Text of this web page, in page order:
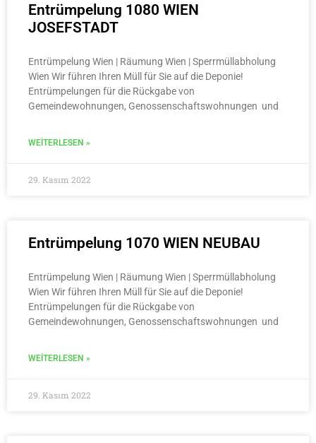
Entrümpelung 1080 WIEN
JOSEFSTADT
Entrümpelung Wien | Räumung Wien | Sperrmüllabholung
Wien Wir führen Ihren Müll für Sie auf die Deponie!
Entrümpelungen für die Rückgabe von
Gemeindewohnungen, Genossenschaftswohnungen und
WEITERLESEN »
29. Kasım 2022
Entrümpelung 1070 WIEN NEUBAU
Entrümpelung Wien | Räumung Wien | Sperrmüllabholung
Wien Wir führen Ihren Müll für Sie auf die Deponie!
Entrümpelungen für die Rückgabe von
Gemeindewohnungen, Genossenschaftswohnungen und
WEITERLESEN »
29. Kasım 2022